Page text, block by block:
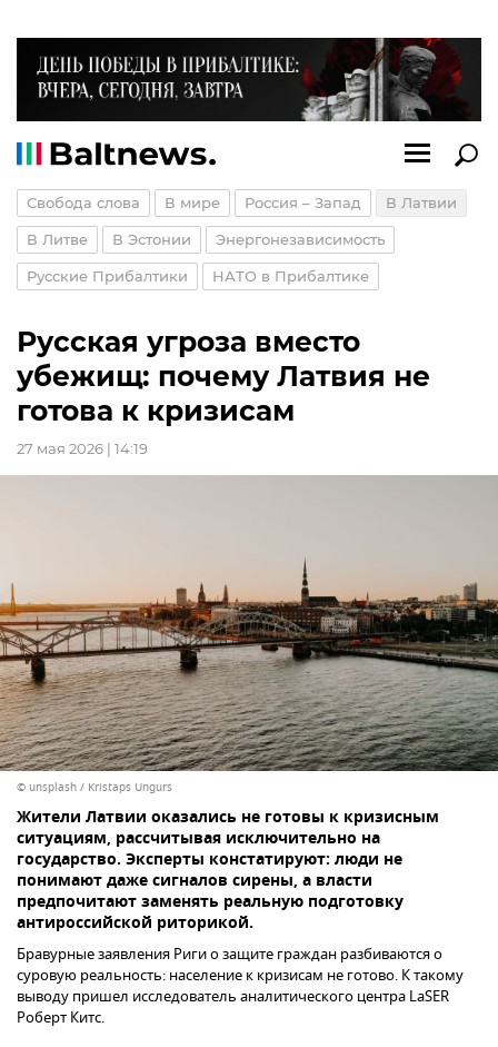
Свобода слова В мире Россия – Запад В Латвии
В Литве В Эстонии Энергонезависимость
Русские Прибалтики НАТО в Прибалтике
Русская угроза вместо
убежищ: почему Латвия не
готова к кризисам
27 мая 2026 | 14:19
© unsplash / Kristaps Ungurs
Жители Латвии оказались не готовы к кризисным
ситуациям, рассчитывая исключительно на
государство. Эксперты констатируют: люди не
понимают даже сигналов сирены, а власти
предпочитают заменять реальную подготовку
антироссийской риторикой.
Бравурные заявления Риги о защите граждан разбиваются о
суровую реальность: население к кризисам не готово. К такому
выводу пришел исследователь аналитического центра LaSER
Роберт Китс.